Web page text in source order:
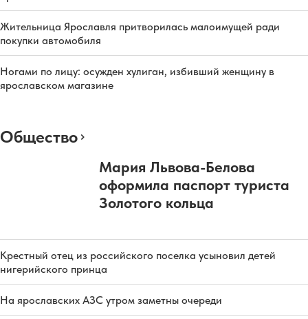
Жительница Ярославля притворилась малоимущей ради
покупки автомобиля
Ногами по лицу: осужден хулиган, избивший женщину в
ярославском магазине
Общество
Мария Львова-Белова
оформила паспорт туриста
Золотого кольца
Крестный отец из российского поселка усыновил детей
нигерийского принца
На ярославских АЗС утром заметны очереди